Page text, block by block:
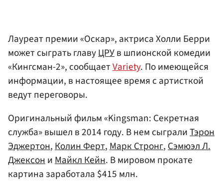
Лауреат премии «Оскар», актриса Холли Берри
может сыграть главуЦРУв шпионской комедии
«Кингсман-2», сообщаетVariety. По имеющейся
информации, в настоящее время с артисткой
ведут переговоры.
Оригинальный фильм «Kingsman: Секретная
служба» вышел в 2014 году. В нем сыгралиТэрон
Эджертон,Колин Ферт,Марк Стронг,Сэмюэл Л.
ДжексониМайкл Кейн. В мировом прокате
картина заработала $415 млн.